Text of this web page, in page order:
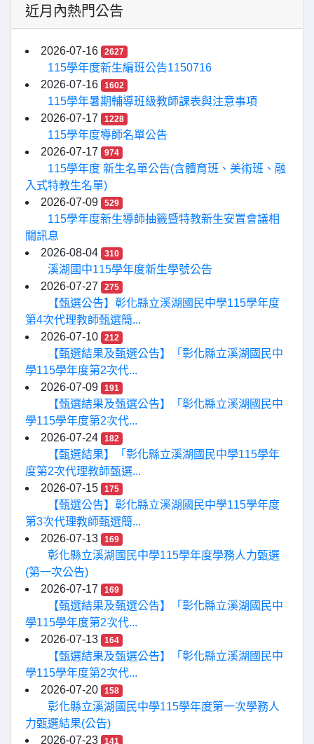
近月內熱門公告
2026-07-16 2627
115學年度新生編班公告1150716
2026-07-16
1602
115學年暑期輔導班級教師課表與注意事項
2026-07-17
1228
115學年度導師名單公告
2026-07-17
974
115學年度 新生名單公告(含體育班、美術班、融
入式特教生名單)
2026-07-09
529
115學年度新生導師抽籤暨特教新生安置會議相
關訊息
2026-08-04
310
溪湖國中115學年度新生學號公告
2026-07-27
275
【甄選公告】彰化縣立溪湖國民中學115學年度
第4次代理教師甄選簡...
2026-07-10
212
【甄選結果及甄選公告】「彰化縣立溪湖國民中
學115學年度第2次代...
2026-07-09
191
【甄選結果及甄選公告】「彰化縣立溪湖國民中
學115學年度第2次代...
2026-07-24
182
【甄選結果】「彰化縣立溪湖國民中學115學年
度第2次代理教師甄選...
2026-07-15
175
【甄選公告】彰化縣立溪湖國民中學115學年度
第3次代理教師甄選簡...
2026-07-13
169
彰化縣立溪湖國民中學115學年度學務人力甄選
(第一次公告)
2026-07-17
169
【甄選結果及甄選公告】「彰化縣立溪湖國民中
學115學年度第2次代...
2026-07-13
164
【甄選結果及甄選公告】「彰化縣立溪湖國民中
學115學年度第2次代...
2026-07-20
158
彰化縣立溪湖國民中學115學年度第一次學務人
力甄選結果(公告)
2026-07-23
141